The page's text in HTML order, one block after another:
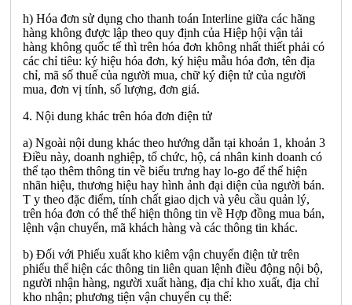
h) Hóa đơn sử dụng cho thanh toán Interline giữa các hãng
hàng không được lập theo quy định của Hiệp hội vận tải
hàng không quốc tế thì trên hóa đơn không nhất thiết phải có
các chỉ tiêu: ký hiệu hóa đơn, ký hiệu mẫu hóa đơn, tên địa
chỉ, mã số thuế của người mua, chữ ký điện tử của người
mua, đơn vị tính, số lượng, đơn giá.
4. Nội dung khác trên hóa đơn điện tử
a) Ngoài nội dung khác theo hướng dẫn tại khoản 1, khoản 3
Điều này, doanh nghiệp, tổ chức, hộ, cá nhân kinh doanh có
thể tạo thêm thông tin về biểu trưng hay lo-go để thể hiện
nhãn hiệu, thương hiệu hay hình ảnh đại diện của người bán.
T y theo đặc điểm, tính chất giao dịch và yêu cầu quản lý,
trên hóa đơn có thể thể hiện thông tin về Hợp đồng mua bán,
lệnh vận chuyển, mã khách hàng và các thông tin khác.
b) Đối với Phiếu xuất kho kiêm vận chuyển điện tử trên
phiếu thể hiện các thông tin liên quan lệnh điều động nội bộ,
người nhận hàng, người xuất hàng, địa chỉ kho xuất, địa chỉ
kho nhận; phương tiện vận chuyển cụ thể: